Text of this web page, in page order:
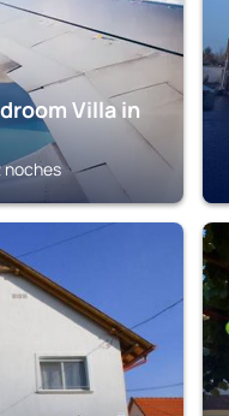
Villa in
noches